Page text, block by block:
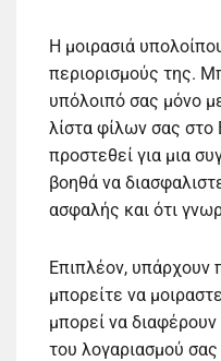
Η μοιρασιά
περιορισμούς της.
υπόλοιπό σας μόνο
λίστα φίλων σας στο
προστεθεί για μια
βοηθά να
ασφαλής και ότι
Επιπλέον, υπάρχουν
μπορείτε να
μπορεί να
του λογαριασμού σας